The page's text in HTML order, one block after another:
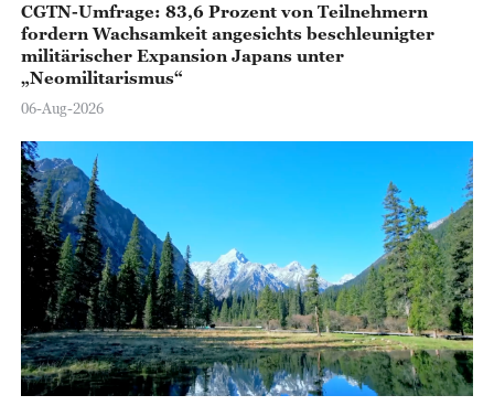
CGTN-Umfrage: 83,6 Prozent von Teilnehmern
fordern Wachsamkeit angesichts beschleunigter
militärischer Expansion Japans unter
„Neomilitarismus“
06-Aug-2026